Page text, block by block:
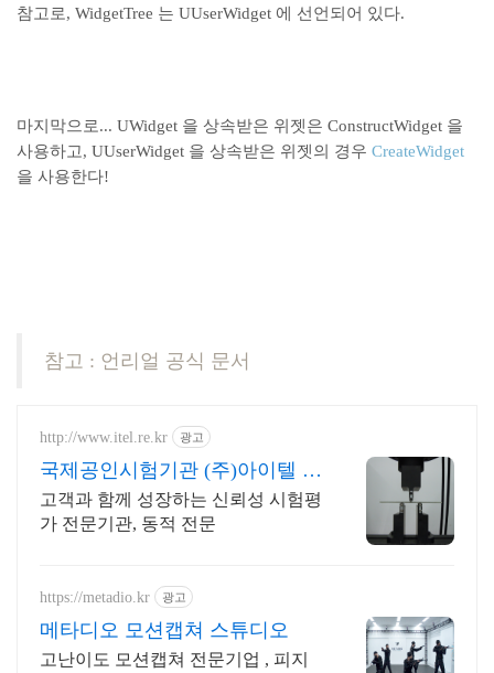
참고로, WidgetTree 는 UUserWidget 에 선언되어 있다.
마지막으로... UWidget 을 상속받은 위젯은 ConstructWidget 을
사용하고, UUserWidget 을 상속받은 위젯의 경우 CreateWidget
을 사용한다!
참고 : 언리얼 공식 문서
http://www.itel.re.kr 광고
국제공인시험기관 (주)아이텔 역
학, 환경, 전장시험 전문
고객과 함께 성장하는 신뢰성 시험평
가 전문기관, 동적 전문
https://metadio.kr 광고
메타디오 모션캡쳐 스튜디오
고난이도 모션캡쳐 전문기업 , 피지